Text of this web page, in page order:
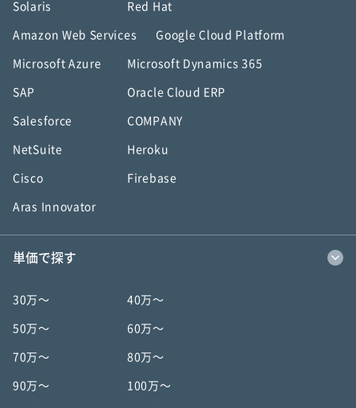
Solaris Red Hat
Amazon Web Services Google Cloud Platform
Microsoft Azure Microsoft Dynamics 365
SAP Oracle Cloud ERP
Salesforce COMPANY
NetSuite Heroku
Cisco Firebase
Aras Innovator
単価で探す
30万〜 40万〜
50万〜 60万〜
70万〜 80万〜
90万〜 100万〜